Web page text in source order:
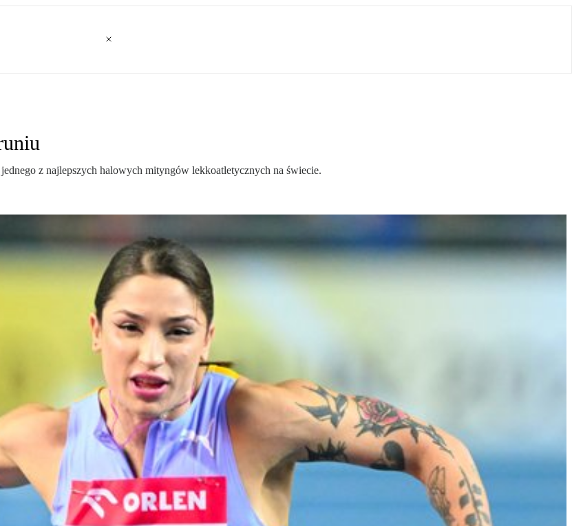
z najlepszych halowych mityngów lekkoatletycznych na świecie.